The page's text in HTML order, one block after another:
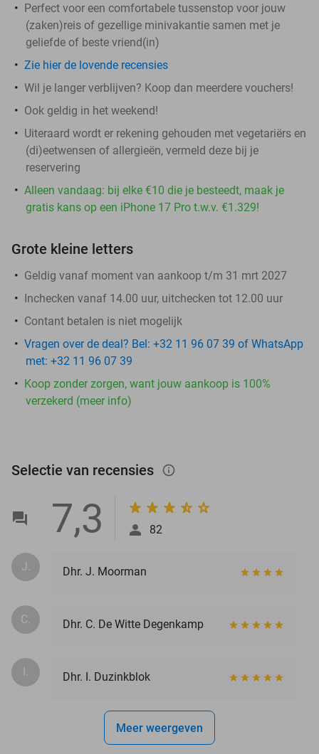
Perfect voor een comfortabele tussenstop voor jouw
(zaken)reis of gezellige minivakantie samen met je
geliefde of beste vriend(in)
Zie hier de lovende recensies
Wil je langer verblijven? Koop dan meerdere vouchers!
Ook geldig in het weekend!
Uiteraard wordt er rekening gehouden met vegetariërs en
(di)eetwensen of allergieën, vermeld deze bij je
reservering
Alleen vandaag: bij elke €10 die je besteedt, maak je
gratis kans op een iPhone 17 Pro t.w.v. €1.329!
Grote kleine letters
Geldig vanaf moment van aankoop t/m 31 mrt 2027
Inchecken vanaf 14.00 uur, uitchecken tot 12.00 uur
Contant betalen is niet mogelijk
Vragen over de deal? Bel: +32 11 96 07 39 of WhatsApp
met: +32 11 96 07 39
Koop zonder zorgen, want jouw aankoop is 100%
verzekerd (meer info)
Selectie van recensies info_outlined
7,3 82
J. Dhr. J. Moorman
C. Dhr. C. De Witte Degenkamp
I. Dhr. I. Duzinkblok
Meer weergeven